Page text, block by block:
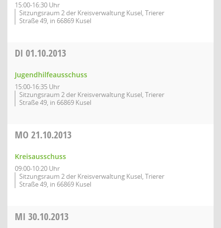
15:00-16:30 Uhr
Sitzungsraum 2 der Kreisverwaltung Kusel, Trierer
Straße 49, in 66869 Kusel
DI 01.10.2013
Jugendhilfeausschuss
15:00-16:35 Uhr
Sitzungsraum 2 der Kreisverwaltung Kusel, Trierer
Straße 49, in 66869 Kusel
MO 21.10.2013
Kreisausschuss
09:00-10:20 Uhr
Sitzungsraum 2 der Kreisverwaltung Kusel, Trierer
Straße 49, in 66869 Kusel
MI 30.10.2013